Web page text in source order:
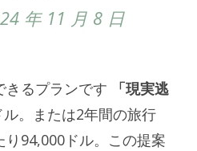
年 11 月 8 日
きるプランです
「現実逃
。または2年間の旅行
り94,000ドル。この提案